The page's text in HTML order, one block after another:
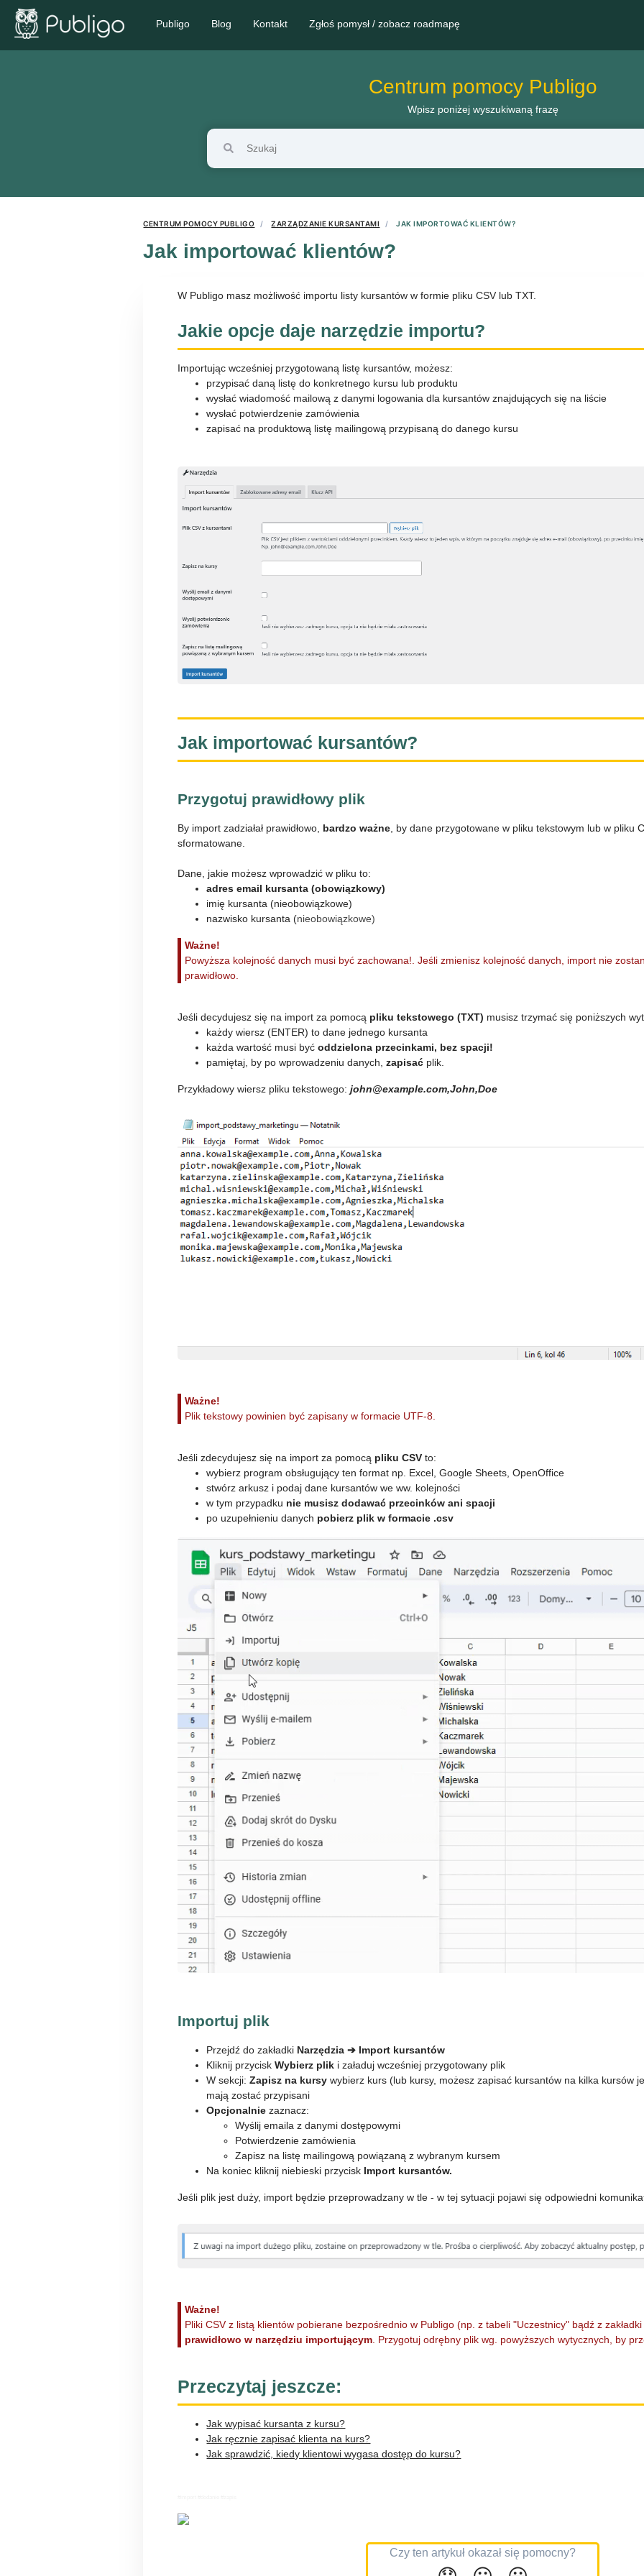
Publigo Blog Kontakt Zgłoś pomysł / zobacz roadmapę
Centrum pomocy Publigo
Wpisz poniżej wyszukiwaną frazę
CENTRUM POMOCY PUBLIGO ZARZĄDZANIE KURSANTAMI JAK IMPORTOWAĆ KLIENTÓW?
Jak importować klientów?
W Publigo masz możliwość importu listy kursantów w formie pliku CSV lub TXT.
Jakie opcje daje narzędzie importu?
Importując wcześniej przygotowaną listę kursantów, możesz:
przypisać daną listę do konkretnego kursu lub produktu
wysłać wiadomość mailową z danymi logowania dla kursantów znajdujących się na liście
wysłać potwierdzenie zamówienia
zapisać na produktową listę mailingową przypisaną do danego kursu
Jak importować kursantów?
Przygotuj prawidłowy plik
By import zadziałał prawidłowo, bardzo ważne , by dane przygotowane w pliku tekstowym lub w pliku
sformatowane.
Dane, jakie możesz wprowadzić w pliku to:
adres email kursanta (obowiązkowy)
imię kursanta (nieobowiązkowe)
nazwisko kursanta (nieobowiązkowe)
Ważne!
Powyższa kolejność danych musi być zachowana!. Jeśli zmienisz kolejność danych, import nie
prawidłowo.
Jeśli decydujesz się na import za pomocą pliku tekstowego (TXT) musisz trzymać się poniższych
każdy wiersz (ENTER) to dane jednego kursanta
każda wartość musi być oddzielona przecinkami, bez spacji!
pamiętaj, by po wprowadzeniu danych,zapisać plik.
Przykładowy wiersz pliku tekstowego: john@example.com,John,Doe
Ważne!
Plik tekstowy powinien być zapisany w formacie UTF-8.
Jeśli zdecydujesz się na import za pomocą pliku CSVto:
wybierz program obsługujący ten format np. Excel, Google Sheets, OpenOffice
stwórz arkusz i podaj dane kursantów we ww. kolejności
w tym przypadku nie musisz dodawać przecinków ani spacji
po uzupełnieniu danych pobierz plik w formacie .csv
Importuj plik
Przejdź do zakładki Narzędzia ➔ Import kursantów
Kliknij przyciskWybierz plik i załaduj wcześniej przygotowany plik
W sekcji:Zapisz na kursywybierz kurs (lub kursy, możesz zapisać kursantów na kilka kursów
mają zostać przypisani
Opcjonalniezaznacz:
Wyślij emaila z danymi dostępowymi
Potwierdzenie zamówienia
Zapisz na listę mailingową powiązaną z wybranym kursem
Na koniec kliknij niebieski przycisk Import kursantów.
Jeśli plik jest duży, import będzie przeprowadzany w tle - w tej sytuacji pojawi się odpowiedni
Ważne!
Pliki CSV z listą klientów pobierane bezpośrednio w Publigo (np. z tabeli "Uczestnicy" bądź z
prawidłowo w narzędziu importującym . Przygotuj odrębny plik wg. powyższych wytycznych, by
Przeczytaj jeszcze:
Jak wypisać kursanta z kursu?
Jak ręcznie zapisać klienta na kurs?
Jak sprawdzić, kiedy klientowi wygasa dostęp do kursu?
Czy ten artykuł okazał się pomocny?